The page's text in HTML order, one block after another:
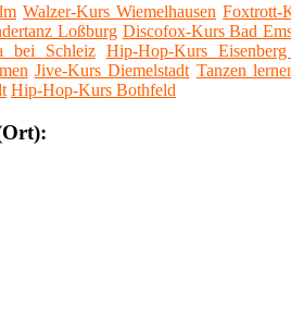
Walzer-Kurs Wiemelhausen Foxtrott-
Loßburg Discofox-Kurs Bad
bei Schleiz Hip-Hop-Kurs
Jive-Kurs Diemelstadt Tanzen
Hip-Hop-Kurs Bothfeld